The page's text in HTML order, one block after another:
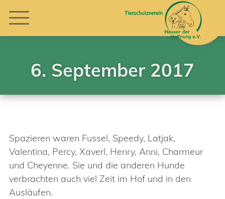
6. September 2017
Spazieren waren Fussel, Speedy, Latjak,
Valentina, Percy, Xaverl, Henry, Anni, Charmeur
und Cheyenne. Sie und die anderen Hunde
verbrachten auch viel Zeit im Hof und in den
Ausläufen.